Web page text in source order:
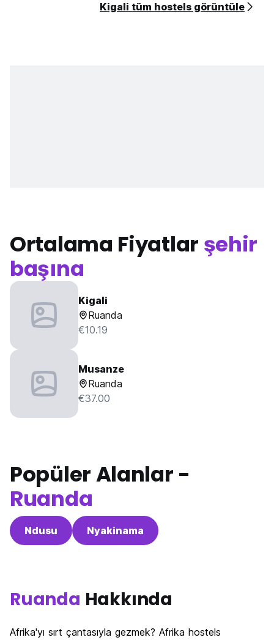
Kigali tüm hostels görüntüle
Ortalama Fiyatlar şehir
başına
Kigali
Ruanda
€10.19
Musanze
Ruanda
€37.00
Popüler Alanlar -
Ruanda
Ndusu Nyakinama
Ruanda Hakkında
Afrika'yı sırt çantasıyla gezmek? Afrika hostels